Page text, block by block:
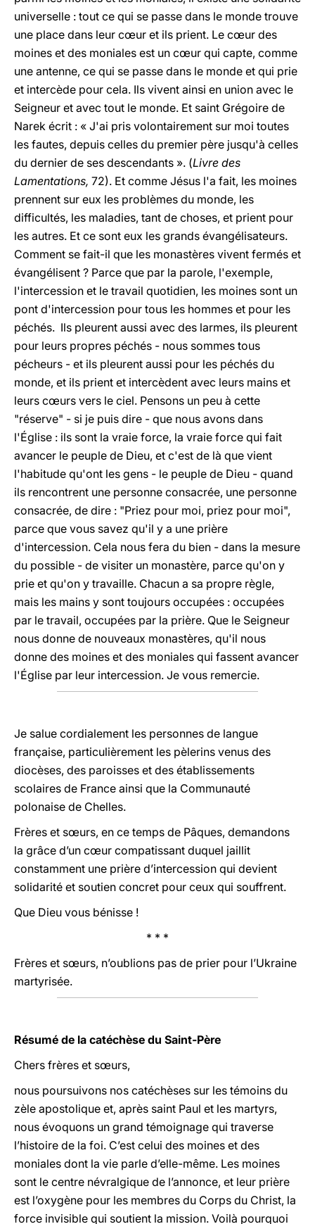
universelle : tout ce qui se passe dans le monde trouve
une place dans leur cœur et ils prient. Le cœur des
moines et des moniales est un cœur qui capte, comme
une antenne, ce qui se passe dans le monde et qui prie
et intercède pour cela. Ils vivent ainsi en union avec le
Seigneur et avec tout le monde. Et saint Grégoire de
Narek écrit : « J'ai pris volontairement sur moi toutes
les fautes, depuis celles du premier père jusqu'à celles
du dernier de ses descendants ». (Livre des
Lamentations, 72). Et comme Jésus l'a fait, les moines
prennent sur eux les problèmes du monde, les
difficultés, les maladies, tant de choses, et prient pour
les autres. Et ce sont eux les grands évangélisateurs.
Comment se fait-il que les monastères vivent fermés et
évangélisent ? Parce que par la parole, l'exemple,
l'intercession et le travail quotidien, les moines sont un
pont d'intercession pour tous les hommes et pour les
péchés. Ils pleurent aussi avec des larmes, ils pleurent
pour leurs propres péchés - nous sommes tous
pécheurs - et ils pleurent aussi pour les péchés du
monde, et ils prient et intercèdent avec leurs mains et
leurs cœurs vers le ciel. Pensons un peu à cette
"réserve" - si je puis dire - que nous avons dans
l'Église : ils sont la vraie force, la vraie force qui fait
avancer le peuple de Dieu, et c'est de là que vient
l'habitude qu'ont les gens - le peuple de Dieu - quand
ils rencontrent une personne consacrée, une personne
consacrée, de dire : "Priez pour moi, priez pour moi",
parce que vous savez qu'il y a une prière
d'intercession. Cela nous fera du bien - dans la mesure
du possible - de visiter un monastère, parce qu'on y
prie et qu'on y travaille. Chacun a sa propre règle,
mais les mains y sont toujours occupées : occupées
par le travail, occupées par la prière. Que le Seigneur
nous donne de nouveaux monastères, qu'il nous
donne des moines et des moniales qui fassent avancer
l'Église par leur intercession. Je vous remercie.
Je salue cordialement les personnes de langue
française, particulièrement les pèlerins venus des
diocèses, des paroisses et des établissements
scolaires de France ainsi que la Communauté
polonaise de Chelles.
Frères et sœurs, en ce temps de Pâques, demandons
la grâce d’un cœur compatissant duquel jaillit
constamment une prière d’intercession qui devient
solidarité et soutien concret pour ceux qui souffrent.
Que Dieu vous bénisse !
* * *
Frères et sœurs, n’oublions pas de prier pour l’Ukraine
martyrisée.
Résumé de la catéchèse du Saint-Père
Chers frères et sœurs,
nous poursuivons nos catéchèses sur les témoins du
zèle apostolique et, après saint Paul et les martyrs,
nous évoquons un grand témoignage qui traverse
l’histoire de la foi. C’est celui des moines et des
moniales dont la vie parle d’elle-même. Les moines
sont le centre névralgique de l’annonce, et leur prière
est l’oxygène pour les membres du Corps du Christ, la
force invisible qui soutient la mission. Voilà pourquoi